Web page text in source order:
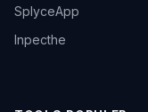
SplyceApp
Inpecthe